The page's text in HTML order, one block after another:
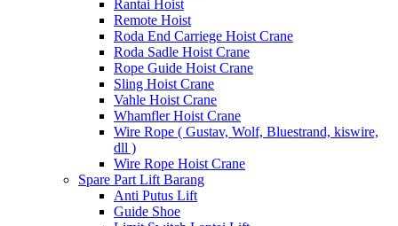
Rantai Hoist
Remote Hoist
Roda End Carriege Hoist Crane
Roda Sadle Hoist Crane
Rope Guide Hoist Crane
Sling Hoist Crane
Vahle Hoist Crane
Whamfler Hoist Crane
Wire Rope ( Gustav, Wolf, Bluestrand, kiswire,
dll )
Wire Rope Hoist Crane
Spare Part Lift Barang
Anti Putus Lift
Guide Shoe